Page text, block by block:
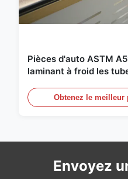
Pièces d'auto ASTM
laminant à froid les
des DOMObtenez le meilleur
Envoyez